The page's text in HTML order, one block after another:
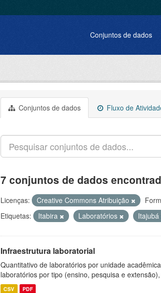
Conjuntos de dados
Conjuntos de dados Fluxo de
7 conjuntos de dados
Licenças: Creative Commons Atribuição
Etiquetas:
Itabira Laboratórios Itajubá
Infraestrutura laboratorial
Quantitativo de laboratórios por unidade
laboratórios por tipo (ensino, pesquisa e
CSV PDF